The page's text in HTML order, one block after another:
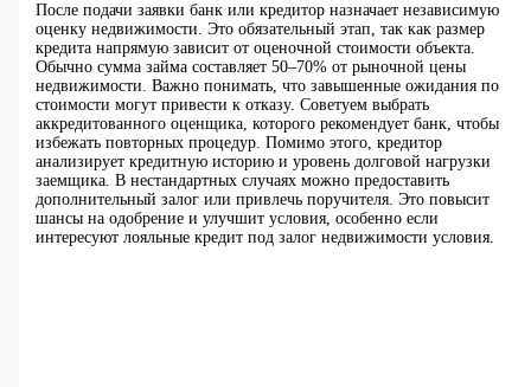
После подачи заявки банк или кредитор назначает независимую
оценку недвижимости. Это обязательный этап, так как размер
кредита напрямую зависит от оценочной стоимости объекта.
Обычно сумма займа составляет 50–70% от рыночной цены
недвижимости. Важно понимать, что завышенные ожидания по
стоимости могут привести к отказу. Советуем выбрать
аккредитованного оценщика, которого рекомендует банк, чтобы
избежать повторных процедур. Помимо этого, кредитор
анализирует кредитную историю и уровень долговой нагрузки
заемщика. В нестандартных случаях можно предоставить
дополнительный залог или привлечь поручителя. Это повысит
шансы на одобрение и улучшит условия, особенно если
интересуют лояльные кредит под залог недвижимости условия.